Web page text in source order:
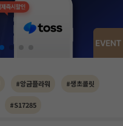
#앙금플라워 #생초콜릿
#S17285